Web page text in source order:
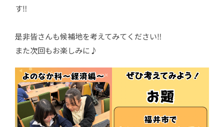
す‼
是非皆さんも候補地を考えてみてください‼
また次回もお楽しみに♪